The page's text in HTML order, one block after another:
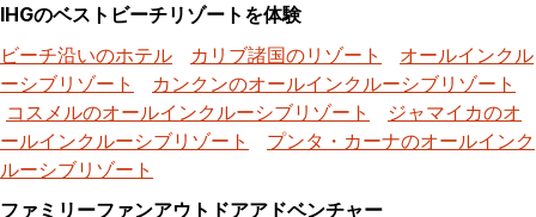
IHGのベストビーチリゾートを体験
ビーチ沿いのホテル
カリブ諸国のリゾート
オールインクル
ーシブリゾート
カンクンのオールインクルーシブリゾート
コスメルのオールインクルーシブリゾート
ジャマイカのオ
ールインクルーシブリゾート
プンタ・カーナのオールインク
ルーシブリゾート
ファミリーファンアウトドアアドベンチャー